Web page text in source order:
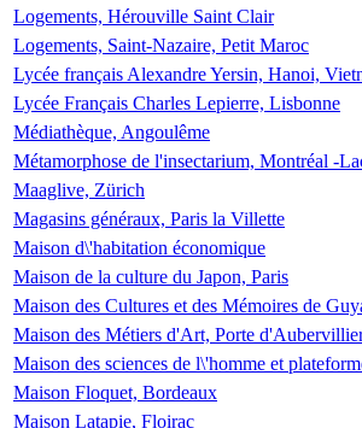
Logements, Hérouville Saint Clair
Logements, Saint-Nazaire, Petit Maroc
Lycée français Alexandre Yersin, Hanoi,
Lycée Français Charles Lepierre, Lisbonne
Médiathèque, Angoulême
Métamorphose de l'insectarium, Montréal -
Maaglive, Zürich
Magasins généraux, Paris la Villette
Maison d\'habitation économique
Maison de la culture du Japon, Paris
Maison des Cultures et des Mémoires de
Maison des Métiers d'Art, Porte
Maison des sciences de l\'homme et
Maison Floquet, Bordeaux
Maison Latapie, Floirac